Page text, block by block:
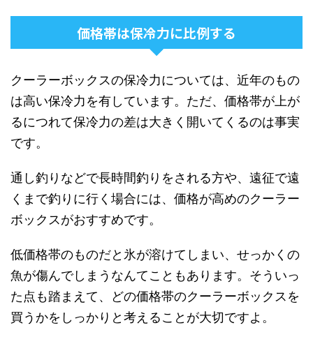
価格帯は保冷力に比例する
クーラーボックスの保冷力については、近年のもの
は高い保冷力を有しています。ただ、価格帯が上が
るにつれて保冷力の差は大きく開いてくるのは事実
です。
通し釣りなどで長時間釣りをされる方や、遠征で遠
くまで釣りに行く場合には、価格が高めのクーラー
ボックスがおすすめです。
低価格帯のものだと氷が溶けてしまい、せっかくの
魚が傷んでしまうなんてこともあります。そういっ
た点も踏まえて、どの価格帯のクーラーボックスを
買うかをしっかりと考えることが大切ですよ。